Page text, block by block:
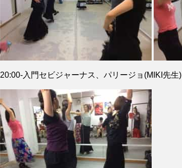
20:00-入門セビジャーナス、パリージョ(MIKI先生)